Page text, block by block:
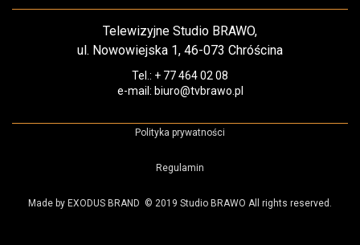
Telewizyjne Studio BRAWO,
ul. Nowowiejska 1, 46-073 Chróścina
Tel.: + 77 464 02 08
e-mail: biuro@tvbrawo.pl
Polityka prywatności
Regulamin
Made by EXODUS BRAND © 2019 Studio BRAWO All rights reserved.